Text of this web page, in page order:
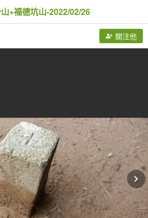
+福德坑山-2022/02/26
關注他